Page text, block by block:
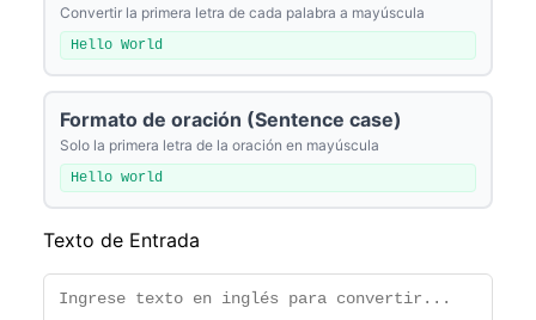
Convertir la primera letra de cada palabra a mayúscula
Hello World
Formato de oración (Sentence case)
Solo la primera letra de la oración en mayúscula
Hello world
Texto de Entrada